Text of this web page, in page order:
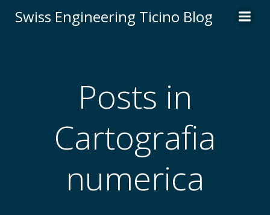
al
Swiss Engineering Ticino Blog
Posts in
Cartografia
numerica